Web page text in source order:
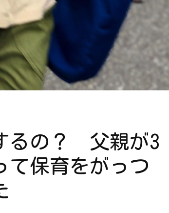
るの？ 父親が3
て保育をがっつ